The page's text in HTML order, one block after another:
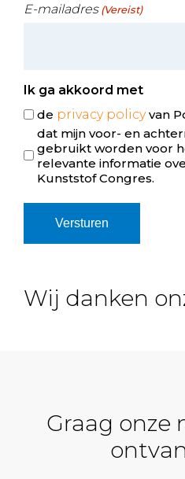
E-mailadres (Vereist)
Ik ga akkoord met
de privacy policyvan
dat mijn voor- en
gebruikt worden voor het sturen van
relevante informatie
Kunststof Congres.
Wij danken
Graag onze